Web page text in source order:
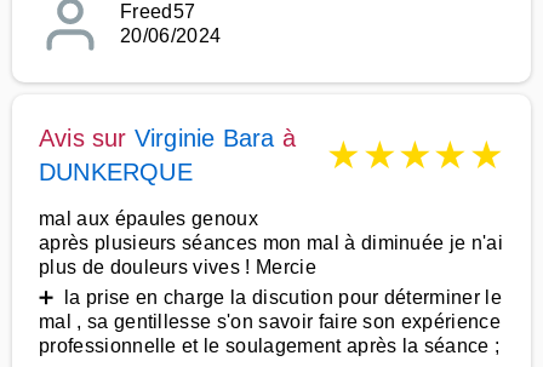
Freed57
20/06/2024
Avis sur Virginie Bara à
DUNKERQUE
★★★★★
mal aux épaules genoux
après plusieurs séances mon mal à diminuée je n'ai
plus de douleurs vives ! Mercie
➕ la prise en charge la discution pour déterminer le
mal , sa gentillesse s'on savoir faire son expérience
professionnelle et le soulagement après la séance ;